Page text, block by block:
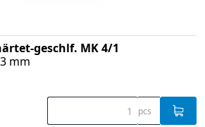
geschlf. MK 4/1
mm
pcs